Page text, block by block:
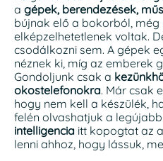
a gépek, berendezések,
bújnak elő a bokorból, még
elképzelhetetlenek voltak.
csodálkozni sem. A gépek
néznek ki, míg az emberek
Gondoljunk csak a
okostelefonokra. Már csak
hogy nem kell a készülék,
felén olvashatjuk a
intelligencia itt kopogtat az
lenni ahhoz, hogy lássuk,